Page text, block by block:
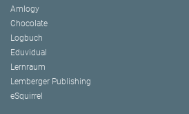
Amlogy
Chocolate
Logbuch
Eduvidual
Lernraum
Lemberger Publishing
eSquirrel